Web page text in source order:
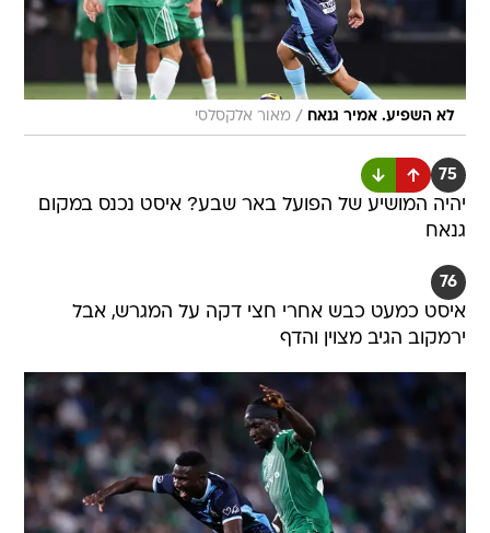
לא השפיע. אמיר גנאח / מאור אלקסלסי
75
יהיה המושיע של הפועל באר שבע? איסט נכנס במקום
גנאח
76
איסט כמעט כבש אחרי חצי דקה על המגרש, אבל
ירמקוב הגיב מצוין והדף